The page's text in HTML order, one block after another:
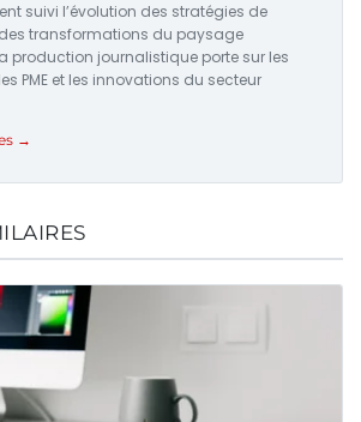
suivi l’évolution des stratégies de
transformations du paysage
production journalistique porte sur les
PME et les innovations du secteur
→